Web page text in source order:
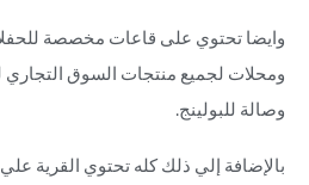
وايضا تحتوي على قاعات مخصصة
ومحلات لجميع منتجات السوق التجاري
وصالة للبولينج.
بالإضافة إلي ذلك كله تحتوي القرية